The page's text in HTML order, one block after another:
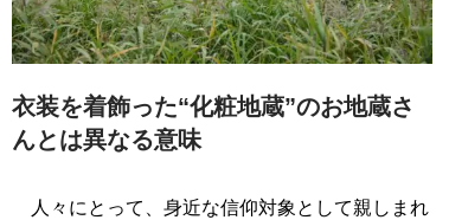
衣装を着飾った“化粧地蔵”のお地蔵さ
んとは異なる意味
人々にとって、身近な信仰対象として親しまれ